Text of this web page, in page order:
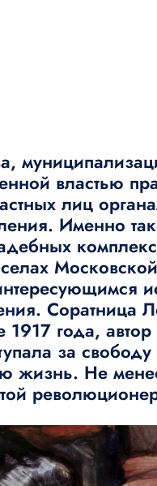
властью
лиц
Именно
Соратница
1917 года,
за свободу
Не